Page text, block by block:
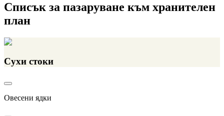
Списък за пазаруване към хранителен
план
Сухи стоки
Овесени ядки